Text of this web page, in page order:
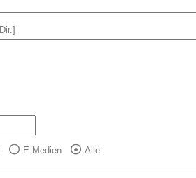
E-Medien Alle